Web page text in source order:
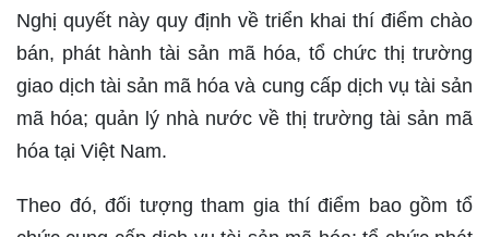
Nghị quyết này quy định về triển khai thí điểm chào
bán, phát hành tài sản mã hóa, tổ chức thị trường
giao dịch tài sản mã hóa và cung cấp dịch vụ tài sản
mã hóa; quản lý nhà nước về thị trường tài sản mã
hóa tại Việt Nam.
Theo đó, đối tượng tham gia thí điểm bao gồm tổ